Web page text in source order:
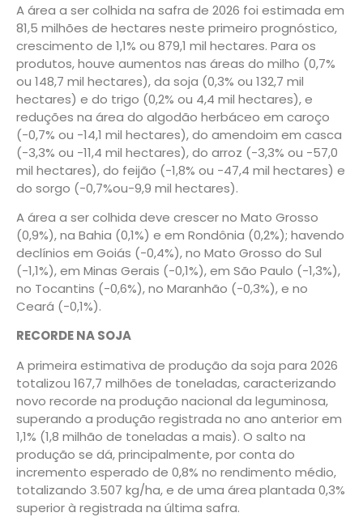
A área a ser colhida na safra de 2026 foi estimada em
81,5 milhões de hectares neste primeiro prognóstico,
crescimento de 1,1% ou 879,1 mil hectares. Para os
produtos, houve aumentos nas áreas do milho (0,7%
ou 148,7 mil hectares), da soja (0,3% ou 132,7 mil
hectares) e do trigo (0,2% ou 4,4 mil hectares), e
reduções na área do algodão herbáceo em caroço
(-0,7% ou -14,1 mil hectares), do amendoim em casca
(-3,3% ou -11,4 mil hectares), do arroz (-3,3% ou -57,0
mil hectares), do feijão (-1,8% ou -47,4 mil hectares) e
do sorgo (-0,7%ou-9,9 mil hectares).
A área a ser colhida deve crescer no Mato Grosso
(0,9%), na Bahia (0,1%) e em Rondônia (0,2%); havendo
declínios em Goiás (-0,4%), no Mato Grosso do Sul
(-1,1%), em Minas Gerais (-0,1%), em São Paulo (-1,3%),
no Tocantins (-0,6%), no Maranhão (-0,3%), e no
Ceará (-0,1%).
RECORDE NA SOJA
A primeira estimativa de produção da soja para 2026
totalizou 167,7 milhões de toneladas, caracterizando
novo recorde na produção nacional da leguminosa,
superando a produção registrada no ano anterior em
1,1% (1,8 milhão de toneladas a mais). O salto na
produção se dá, principalmente, por conta do
incremento esperado de 0,8% no rendimento médio,
totalizando 3.507 kg/ha, e de uma área plantada 0,3%
superior à registrada na última safra.